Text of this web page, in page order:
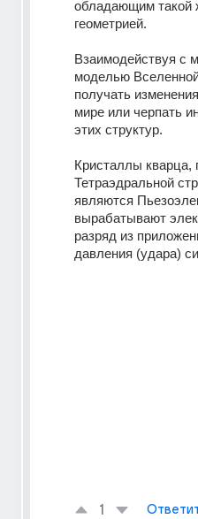
обладающим такой
геометрией.
Взаимодействуя с
моделью
получать
мире или черпать
этих структур.
Кристаллы кварца,
Тетраэдральной
являются
вырабатывают
разряд из
давления (удара)
1